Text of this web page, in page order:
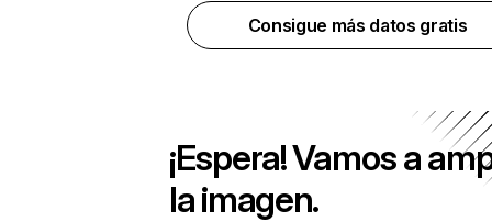
Consigue más datos gratis
¡Espera! Vamos a
la imagen.